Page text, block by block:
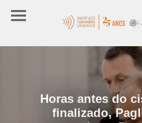
Horas antes do
finalizado,